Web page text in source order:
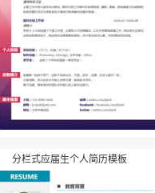
分栏式应届生个人简历模板